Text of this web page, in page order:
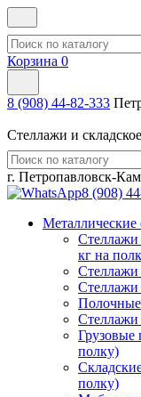
Корзина 0
8 (908) 44-82-333
Стеллажи и
г. Петропавловск-
8 (908)
Металлические
Стеллажи
кг на
Стеллажи
Стеллажи
Полочные
Стеллажи
Грузовые
полку)
полку)